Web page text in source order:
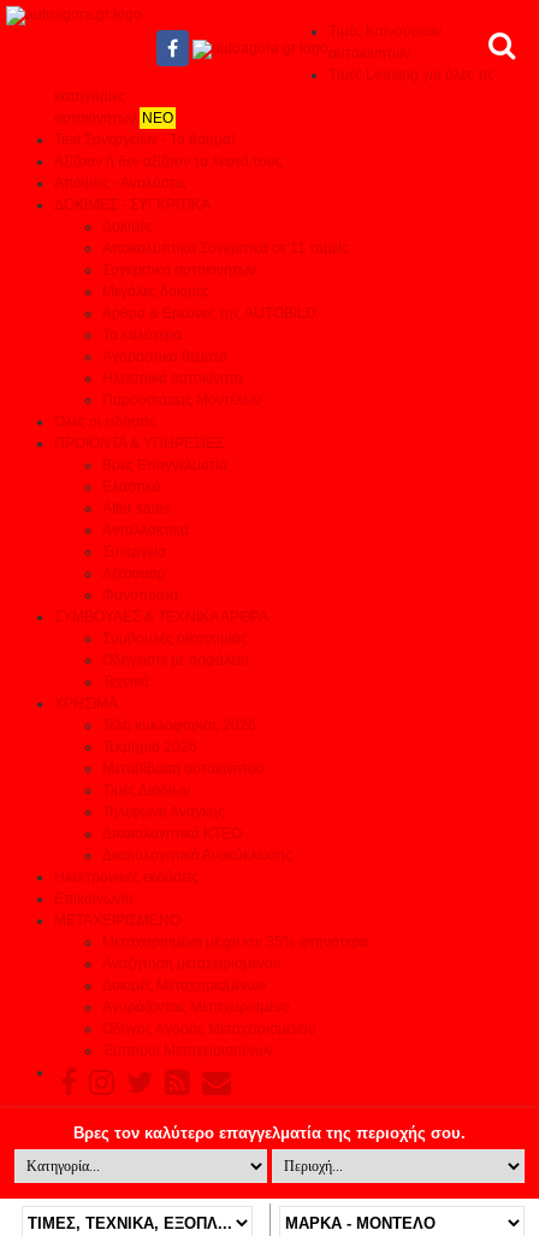
Τιμές Καινούριων
αυτοκινήτων
Τιμές Leasing για όλες τις
κατηγορίες
αυτοκινήτων ΝΕΟ
Test Συνεργείων - Το θαύμα!
Αξίζουν ή δεν αξίζουν τα λεφτά τους
Απόψεις - Αναλύσεις
ΔΟΚΙΜΕΣ - ΣΥΓΚΡΙΤΙΚΑ
Δοκιμές
Αποκαλυπτικά Συγκριτικά σε 11 τομείς
Συγκριτικά αυτοκινήτων
Μεγάλες δοκιμές
Αρθρα & Ερευνες της AUTOBILD
Τα καλύτερα
Αγοραστικά θέματα
Ηλεκτρικά αυτοκίνητα
Παρουσιάσεις Μοντέλων
Όλες οι ειδήσεις
ΠΡΟΙΟΝΤΑ & ΥΠΗΡΕΣΙΕΣ
Βρες Επαγγελματία
Ελαστικά
After sales
Ανταλλακτικά
Συνεργεία
Αξεσουάρ
Φανοποιεία
ΣΥΜΒΟΥΛΕΣ & ΤΕΧΝΙΚΑ ΑΡΘΡΑ
Συμβουλές οικονομίας
Οδηγείστε με ασφάλεια
Τεχνικά
ΧΡΗΣΙΜΑ
Τέλη κυκλοφορίας 2026
Τεκμήρια 2026
Μεταβίβαση αυτοκινήτου
Τιμές Διοδίων
Τηλέφωνα Ανάγκης
Δικαιολογητικά ΚΤΕΟ
Δικαιολογητικά Ανακύκλωσης
Ηλεκτρονικές εκδόσεις
Επικοινωνία
ΜΕΤΑΧΕΙΡΙΣΜΕΝΟ
Μεταχειρισμένα μέχρι και 35% φτηνότερα
Αναζήτηση μεταχειρισμένου
Δοκιμές Μεταχειρισμένων
Αγοράζοντας Μεταχειρισμένο
Οδηγός Αγοράς Μεταχειρισμένου
Έμποροι Μεταχειρισμένων